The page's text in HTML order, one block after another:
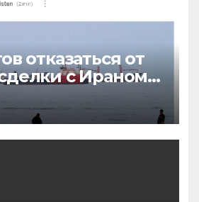
отказаться от
с Ираном
Ормузского
условия